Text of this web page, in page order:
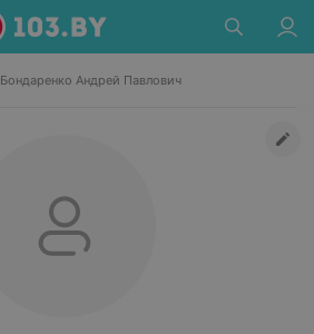
Бондаренко Андрей Павлович